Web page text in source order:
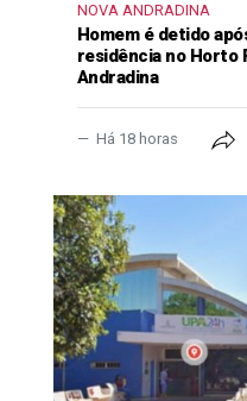
NOVA ANDRADINA
Homem é detido
residência no Horto
Andradina
Há 18 horas